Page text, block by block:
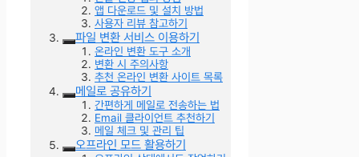
앱 다운로드 및 설치 방법
사용자 리뷰 참고하기
파일 변환 서비스 이용하기
온라인 변환 도구 소개
변환 시 주의사항
추천 온라인 변환 사이트 목록
메일로 공유하기
간편하게 메일로 전송하는 법
Email 클라이언트 추천하기
메일 체크 및 관리 팁
오프라인 모드 활용하기